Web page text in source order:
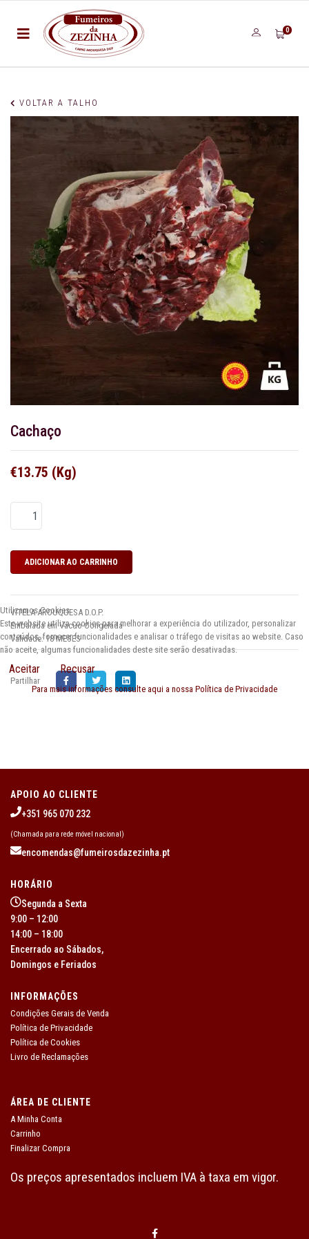
0
VOLTAR A TALHO
Cachaço
€13.75 (Kg)
VITELA AROUQUESA D.O.P.
Embalada em Vácuo Congelada
Validade: 18 MESES
Partilhar
APOIO AO CLIENTE
+351 965 070 232
(Chamada para rede móvel nacional)
encomendas@fumeirosdazezinha.pt
HORÁRIO
Segunda a Sexta
9:00 – 12:00
14:00 – 18:00
Encerrado ao Sábados,
Domingos e Feriados
INFORMAÇÕES
Condições Gerais de Venda
Política de Privacidade
Política de Cookies
Livro de Reclamações
ÁREA DE CLIENTE
A Minha Conta
Carrinho
Finalizar Compra
Os preços apresentados incluem IVA à taxa em vigor.
Utilizamos Cookies
Este website utiliza cookies para melhorar a experiência do utilizador, personalizar
conteúdos, fornecer funcionalidades e analisar o tráfego de visitas ao website. Caso
não aceite, algumas funcionalidades deste site serão desativadas.
Aceitar Recusar
Para mais informações consulte aqui a nossa Política de Privacidade